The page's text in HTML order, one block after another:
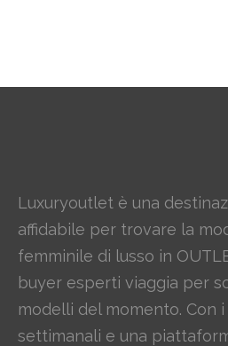
Luxuryoutlet è una
affidabile per trovare la
femminile di lusso in
buyer esperti viaggia per
modelli del momento. Con
settimanali e una